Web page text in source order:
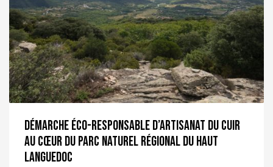
Démarche éco-responsable d’artisanat du cuir
au cœur du Parc Naturel Régional du Haut
Languedoc